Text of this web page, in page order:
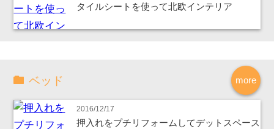
タイルシートを使って北欧インテリア
more
ベッド
2016/12/17
押入れをプチリフォームしてデットスペース